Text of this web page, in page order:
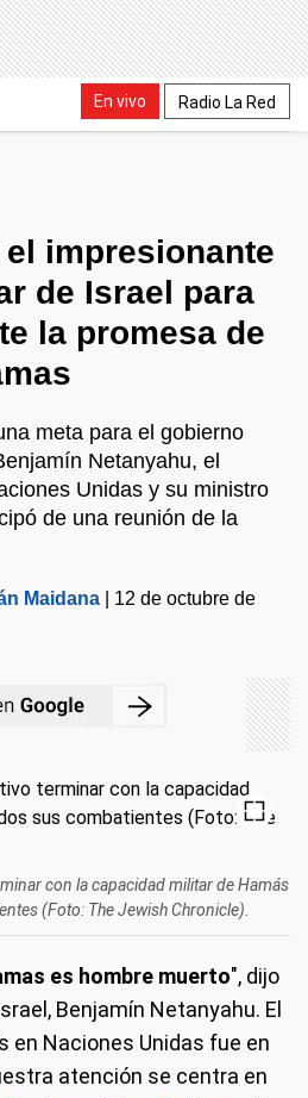
En vivo Radio La Red
impresionante
de Israel para
la promesa de
meta para el gobierno
Netanyahu, el
Unidas y su ministro
de una reunión de la
Maidana
12 de octubre de
con la capacidad militar de Hamás
(Foto: The Jewish Chronicle).
es hombre muerto", dijo
Benjamín Netanyahu. El
en Naciones Unidas fue en
atención se centra en